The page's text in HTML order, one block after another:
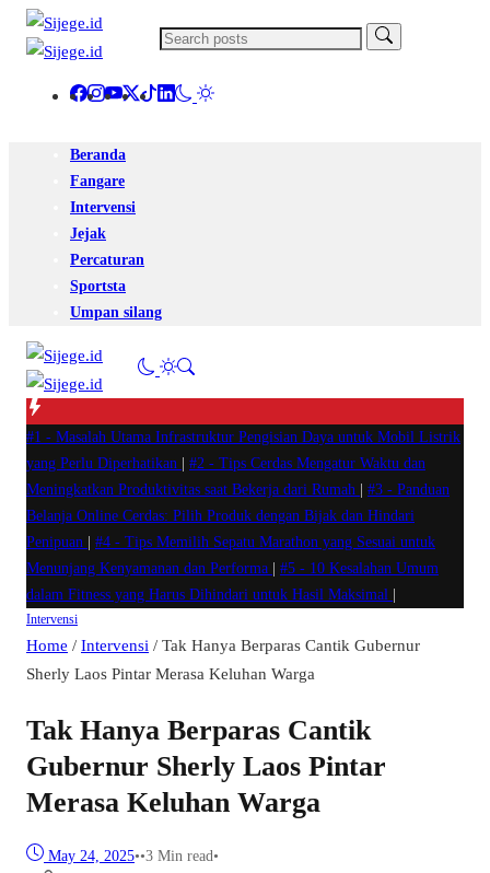
Beranda
Fangare
Intervensi
Jejak
Percaturan
Sportsta
Umpan silang
#1 - Masalah Utama Infrastruktur Pengisian Daya untuk Mobil Listrik
yang Perlu Diperhatikan
#2 - Tips Cerdas Mengatur Waktu dan
Meningkatkan Produktivitas saat Bekerja dari Rumah
#3 - Panduan
Belanja Online Cerdas: Pilih Produk dengan Bijak dan Hindari
Penipuan
#4 - Tips Memilih Sepatu Marathon yang Sesuai untuk
Menunjang Kenyamanan dan Performa
#5 - 10 Kesalahan Umum
dalam Fitness yang Harus Dihindari untuk Hasil Maksimal
Intervensi
Home / Intervensi / Tak Hanya Berparas Cantik Gubernur
Sherly Laos Pintar Merasa Keluhan Warga
Tak Hanya Berparas Cantik
Gubernur Sherly Laos Pintar
Merasa Keluhan Warga
May 24, 2025••3 Min read•